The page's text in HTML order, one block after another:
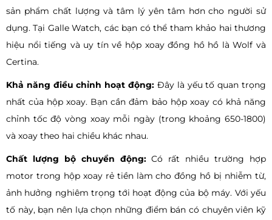
sản phẩm chất lượng và tâm lý yên tâm hơn cho người sử
dụng. Tại Galle Watch, các bạn có thể tham khảo hai thương
hiệu nổi tiếng và uy tín về hộp xoay đồng hồ hồ là Wolf và
Certina.
Khả năng điều chỉnh hoạt động: Đây là yếu tố quan trọng
nhất của hộp xoay. Bạn cần đảm bảo hộp xoay có khả năng
chỉnh tốc độ vòng xoay mỗi ngày (trong khoảng 650-1800)
và xoay theo hai chiều khác nhau.
Chất lượng bộ chuyển động:Có rất nhiều trường hợp
motor trong hộp xoay rẻ tiền làm cho đồng hồ bị nhiễm từ,
ảnh hưởng nghiêm trọng tới hoạt động của bộ máy. Với yếu
tố này, bạn nên lựa chọn những điểm bán có chuyên viên kỹ